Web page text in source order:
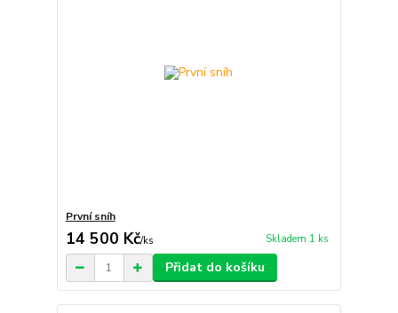
První sníh
14 500 Kč/ks Skladem 1 ks
Přidat do košíku